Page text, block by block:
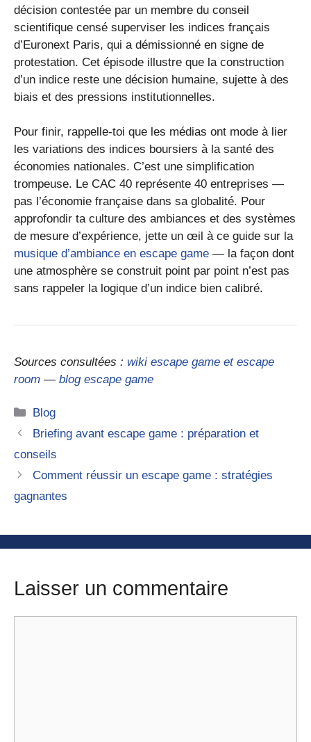
décision contestée par un membre du conseil
scientifique censé superviser les indices français
d’Euronext Paris, qui a démissionné en signe de
protestation. Cet épisode illustre que la construction
d’un indice reste une décision humaine, sujette à des
biais et des pressions institutionnelles.
Pour finir, rappelle-toi que les médias ont mode à lier
les variations des indices boursiers à la santé des
économies nationales. C’est une simplification
trompeuse. Le CAC 40 représente 40 entreprises —
pas l’économie française dans sa globalité. Pour
approfondir ta culture des ambiances et des systèmes
de mesure d’expérience, jette un œil à ce guide sur la
musique d’ambiance en escape game — la façon dont
une atmosphère se construit point par point n’est pas
sans rappeler la logique d’un indice bien calibré.
Sources consultées : wiki escape game et escape
room — blog escape game
Catégories
Blog
Briefing avant escape game : préparation et
conseils
Comment réussir un escape game : stratégies
gagnantes
Laisser un commentaire